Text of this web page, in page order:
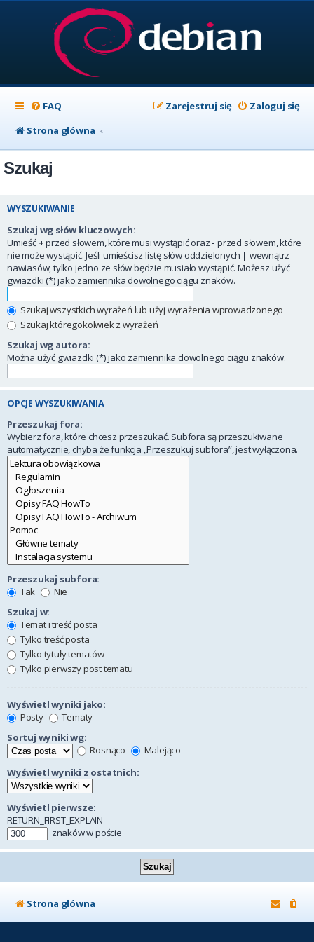
FAQ Zaloguj się
Zarejestruj się
Strona główna
Szukaj
WYSZUKIWANIE
Szukaj wg słów kluczowych:
Umieść +przed słowem, które musi wystąpić oraz - przed słowem, które
nie może wystąpić. Jeśli umieścisz listę słów oddzielonych | wewnątrz
nawiasów, tylko jedno ze słów będzie musiało wystąpić. Możesz użyć
gwiazdki (*) jako zamiennika dowolnego ciągu znaków.
Szukaj wszystkich wyrażeń lub użyj wyrażenia wprowadzonego
Szukaj któregokolwiek z wyrażeń
Szukaj wg autora:
Można użyć gwiazdki (*) jako zamiennika dowolnego ciągu znaków.
OPCJE WYSZUKIWANIA
Przeszukaj fora:
Wybierz fora, które chcesz przeszukać. Subfora są przeszukiwane
automatycznie, chyba że funkcja „Przeszukuj subfora”, jest wyłączona.
Przeszukaj subfora:
Tak
Nie
Szukaj w:
Temat i treść posta
Tylko treść posta
Tylko tytuły tematów
Tylko pierwszy post tematu
Wyświetl wyniki jako:
Posty
Tematy
Sortuj wyniki wg:
Rosnąco
Malejąco
Wyświetl wyniki z ostatnich:
Wyświetl pierwsze:
RETURN_FIRST_EXPLAIN
znaków w poście
Strona główna